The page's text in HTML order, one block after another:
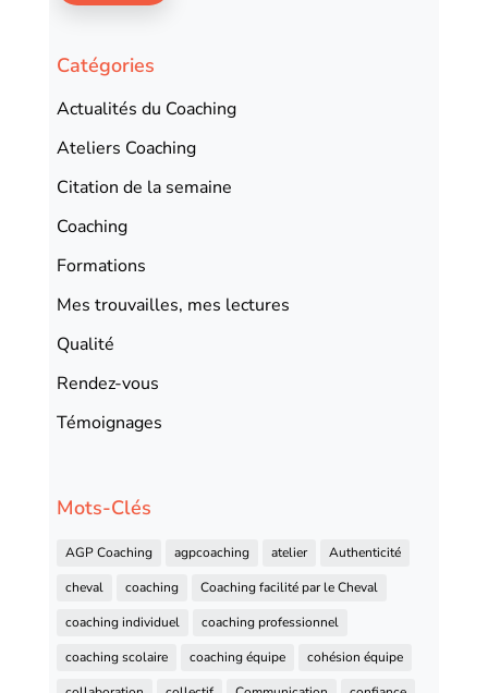
Catégories
Actualités du Coaching
Ateliers Coaching
Citation de la semaine
Coaching
Formations
Mes trouvailles, mes lectures
Qualité
Rendez-vous
Témoignages
Mots-Clés
AGP Coaching agpcoaching atelier
Authenticité
cheval
coaching
Coaching facilité par le Cheval
coaching individuel
coaching professionnel
coaching scolaire
coaching équipe
cohésion équipe